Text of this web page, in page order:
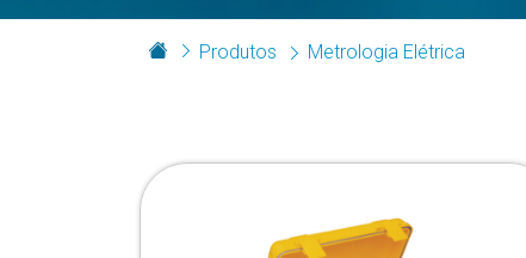
Produtos Metrologia Elétrica